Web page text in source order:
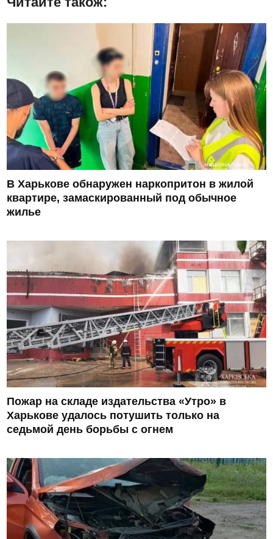
В Харькове обнаружен наркопритон в жилой
квартире, замаскированный под обычное
жилье
Пожар на складе издательства «Утро» в
Харькове удалось потушить только на
седьмой день борьбы с огнем